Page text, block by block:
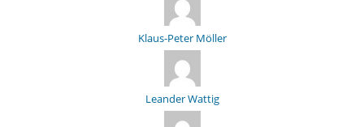
Klaus-Peter Möller
Leander Wattig